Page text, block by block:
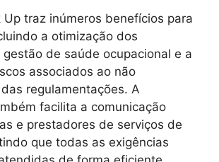
Up traz inúmeros benefícios para
a otimização dos
de saúde ocupacional e a
associados ao não
regulamentações. A
facilita a comunicação
e prestadores de serviços de
que todas as exigências